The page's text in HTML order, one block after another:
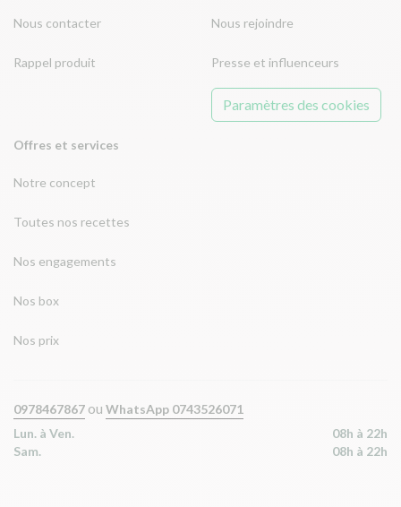
Nous contacter
Rappel produit
Offres et services
Notre concept
Toutes nos recettes
Nos engagements
Nos box
Nos prix
Nous rejoindre
Presse et influenceurs
Paramètres des cookies
0978467867 ou WhatsApp 0743526071
Lun. à Ven.
08h à 22h
Sam.
08h à 22h